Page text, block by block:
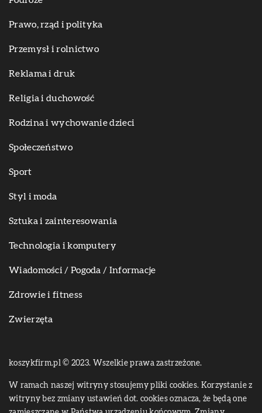
Prawo, rząd i polityka
Przemysł i rolnictwo
Reklama i druk
Religia i duchowość
Rodzina i wychowanie dzieci
Społeczeństwo
Sport
Styl i moda
Sztuka i zainteresowania
Technologia i komputery
Wiadomości / Pogoda / Informacje
Zdrowie i fitness
Zwierzęta
koszykfirm.pl © 2023. Wszelkie prawa zastrzeżone.
W ramach naszej witryny stosujemy pliki cookies. Korzystanie z
witryny bez zmiany ustawień dot. cookies oznacza, że będą one